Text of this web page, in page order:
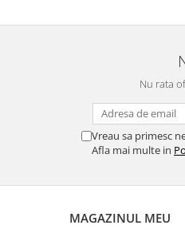
Nu rata
Vreau sa primesc
Afla mai multe in
MAGAZINUL MEU